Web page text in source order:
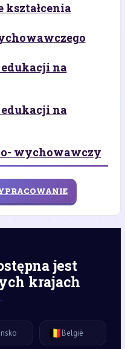
kształcenia
na
na
wychowawczy
jest
krajach
🇧🇪België